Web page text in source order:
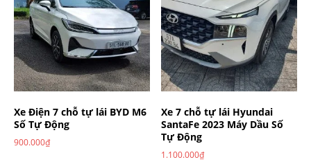
Xe Điện 7 chỗ tự lái BYD M6
Số Tự Động
900.000₫
Xe 7 chỗ tự lái Hyundai
SantaFe 2023 Máy Dầu Số
Tự Động
1.100.000₫